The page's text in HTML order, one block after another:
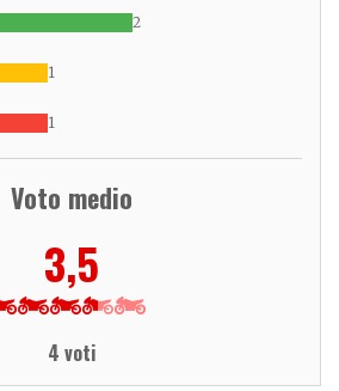
2
1
1
Voto medio
3,5
4 voti